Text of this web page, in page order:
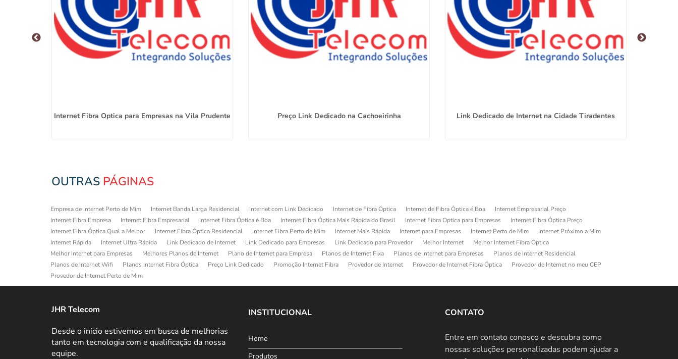
Internet Fibra Optica para Empresas na Vila Prudente Preço Link Dedicado na Cachoeirinha Link Dedicado de Internet na Cidade Tiradentes
OUTRAS PÁGINAS
Empresa de Internet Perto de Mim Internet Banda Larga Residencial Internet com Link Dedicado Internet de Fibra Óptica Internet de Fibra Óptica é Boa
Internet Empresarial Preço
Internet Fibra Empresa
Internet Fibra Empresarial Internet Fibra Óptica é Boa Internet Fibra Óptica Mais Rápida do Brasil Internet Fibra Optica para Empresas
Internet Fibra Óptica Preço
Internet Fibra Óptica Qual a Melhor
Internet Fibra Óptica Residencial Internet Fibra Perto de Mim Internet Mais Rápida Internet para Empresas Internet Perto de Mim
Internet Próximo a Mim
Internet Rápida
Internet Ultra Rápida Link Dedicado de Internet Link Dedicado para Empresas Link Dedicado para Provedor Melhor Internet
Melhor Internet Fibra Óptica
Melhor Internet para Empresas
Melhores Planos de Internet Plano de Internet para Empresa Planos de Internet Fixa Planos de Internet para Empresas
Planos de Internet Residencial
Planos de Internet Wifi
Planos Internet Fibra Óptica Preço Link Dedicado Promoção Internet Fibra Provedor de Internet Provedor de Internet Fibra Óptica
Provedor de Internet no meu CEP
Provedor de Internet Perto de Mim
JHR Telecom
Desde o início estivemos em busca de melhorias
tanto em tecnologia com e qualificação da nossa
equipe.
INSTITUCIONAL
Home
Produtos
CONTATO
Entre em contato conosco e descubra como
nossas soluções personalizadas podem ajudar a